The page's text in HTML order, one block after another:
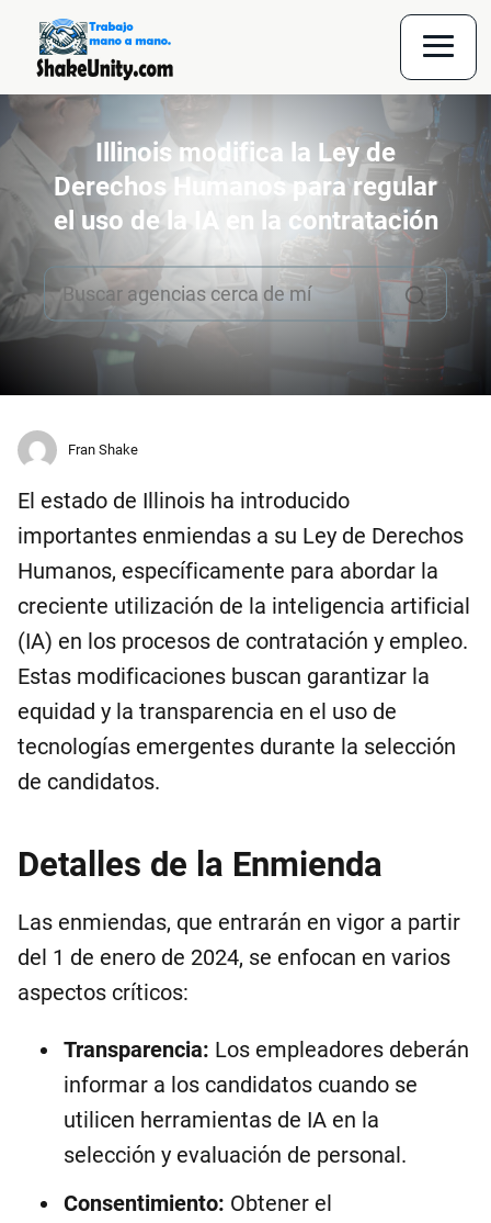
Illinois modifica la Ley de
Derechos Humanos para regular
el uso de la IA en la contratación
Fran Shake
El estado de Illinois ha introducido
importantes enmiendas a su Ley de Derechos
Humanos, específicamente para abordar la
creciente utilización de la inteligencia artificial
(IA) en los procesos de contratación y empleo.
Estas modificaciones buscan garantizar la
equidad y la transparencia en el uso de
tecnologías emergentes durante la selección
de candidatos.
Detalles de la Enmienda
Las enmiendas, que entrarán en vigor a partir
del 1 de enero de 2024, se enfocan en varios
aspectos críticos:
Transparencia: Los empleadores deberán
informar a los candidatos cuando se
utilicen herramientas de IA en la
selección y evaluación de personal.
Consentimiento: Obtener el